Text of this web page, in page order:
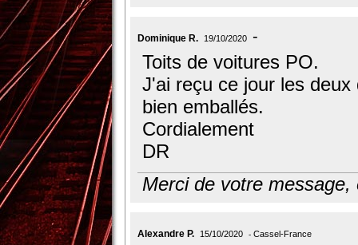
Dominique R. 19/10/2020
Toits de voitures PO.
J'ai reçu ce jour les
bien emballés.
Cordialement
DR
Merci de votre
Alexandre P. 15/10/2020 Cassel-France